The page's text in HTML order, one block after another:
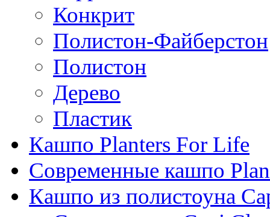
Конкрит
Полистон-Файберстон
Полистон
Дерево
Пластик
Кашпо Planters For Life
Современные кашпо
Кашпо из полистоуна